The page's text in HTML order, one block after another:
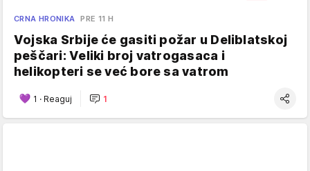
CRNA HRONIKA PRE 11 H
Vojska Srbije će gasiti požar u Deliblatskoj
peščari: Veliki broj vatrogasaca i
helikopteri se već bore sa vatrom
1 · Reaguj 1